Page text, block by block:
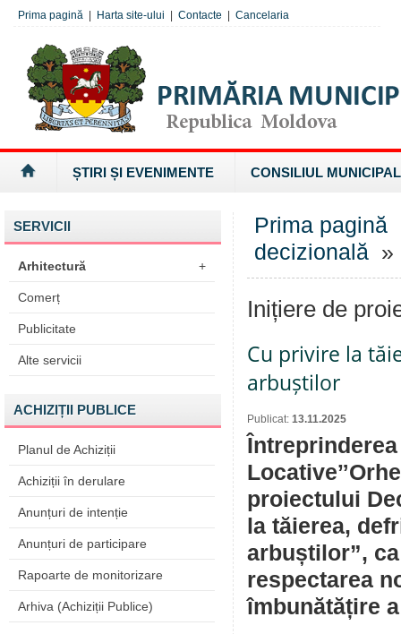
Prima pagină Harta site-ului Contacte Cancelaria
ȘTIRI ȘI EVENIMENTE CONSILIUL MUNICIPAL
SERVICII
Arhitectură +
Comerț
Publicitate
Alte servicii
ACHIZIȚII PUBLICE
Planul de Achiziții
Achiziții în derulare
Anunțuri de intenție
Anunțuri de participare
Rapoarte de monitorizare
Arhiva (Achiziții Publice)
Prima pagină
decizională »
Inițiere de
Cu privire la
arbuștilor
Publicat: 13.11.2025
proiectului
la tăierea,
arbuștilor”,
respectarea
îmbunătățire